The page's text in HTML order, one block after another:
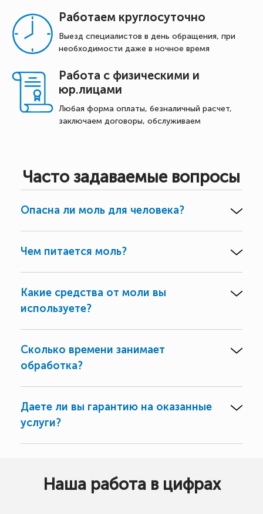
Работаем круглосуточно
Выезд специалистов в день обращения, при
необходимости даже в ночное время
Работа с физическими и
юр.лицами
Любая форма оплаты, безналичный расчет,
заключаем договоры, обслуживаем
Часто задаваемые вопросы
Опасна ли моль для человека?
Чем питается моль?
Какие средства от моли вы
используете?
Сколько времени занимает
обработка?
Даете ли вы гарантию на оказанные
услуги?
Наша работа в цифрах